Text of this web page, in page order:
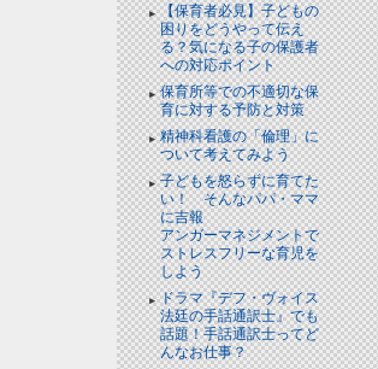
【保育者必見】子どもの
困りをどうやって伝え
る？気になる子の保護者
への対応ポイント
保育所等での不適切な保
育に対する予防と対策
精神科看護の「倫理」に
ついて考えてみよう
子どもを怒らずに育てた
い！ そんなパパ・ママ
に吉報
アンガーマネジメントで
ストレスフリーな育児を
しよう
ドラマ『デフ・ヴォイス
法廷の手話通訳士』でも
話題！手話通訳士ってど
んなお仕事？